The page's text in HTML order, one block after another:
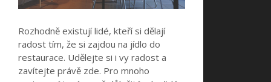
Rozhodně existují lidé, kteří si dělají
radost tím, že si zajdou na jídlo do
restaurace. Udělejte si i vy radost a
zavítejte právě zde. Pro mnoho